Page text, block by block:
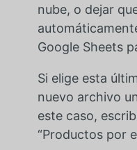
nube, o dejar
Google Sheets
Si elige esta
nuevo archivo
este caso,
“Productos por